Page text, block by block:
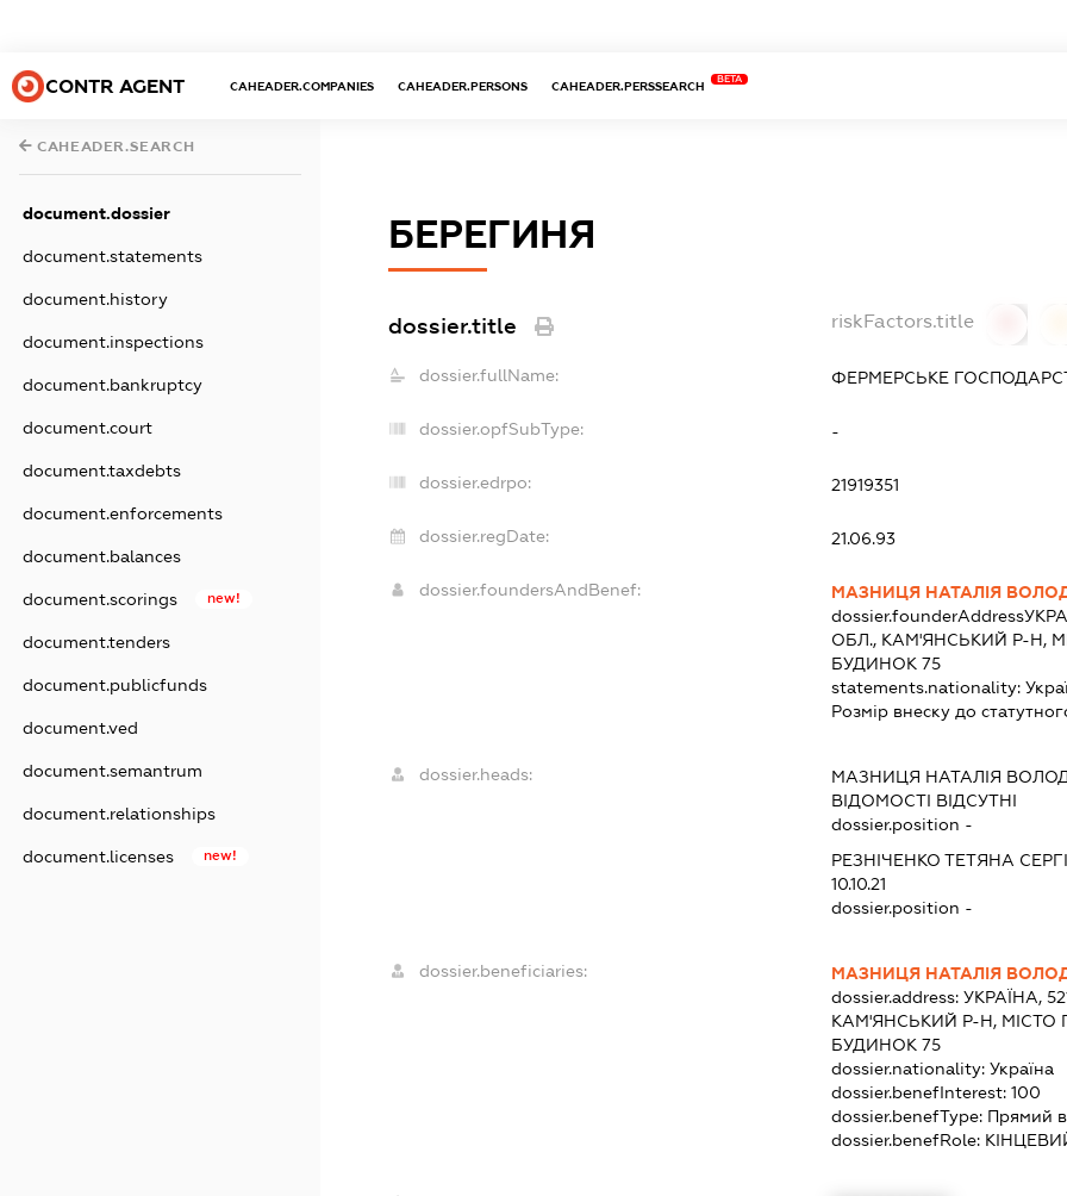
CONTR AGENT CAHEADER.COMPANIES CAHEADER.PERSONS CAHEADER.PERSSEARCH
BETA
CAHEADER.SEARCH
document.dossier
document.statements
document.history
document.inspections
document.bankruptcy
document.court
document.taxdebts
document.enforcements
document.balances
document.scorings new!
document.tenders
document.publicfunds
document.ved
document.semantrum
document.relationships
document.licenses new!
БЕРЕГИНЯ
dossier.title riskFactors.title
dossier.fullName: ФЕРМЕРСЬКЕ
dossier.opfSubType: -
dossier.edrpo: 21919351
dossier.regDate: 21.06.93
dossier.foundersAndBenef:
МАЗНИЦЯ НАТАЛІЯ
dossier.founderAddress
ОБЛ., КАМ'ЯНСЬКИЙ Р-Н,
БУДИНОК 75
statements.nationality:
Розмір внеску до
dossier.heads: МАЗНИЦЯ НАТАЛІЯ
ВІДОМОСТІ ВІДСУТНІ
dossier.position -
РЕЗНІЧЕНКО ТЕТЯНА
10.10.21
dossier.position -
dossier.beneficiaries:
МАЗНИЦЯ НАТАЛІЯ
dossier.address: УКРАЇНА,
КАМ'ЯНСЬКИЙ Р-Н, МІСТО
БУДИНОК 75
dossier.nationality: Україна
dossier.benefInterest: 100
dossier.benefType: Прямий
dossier.benefRole: